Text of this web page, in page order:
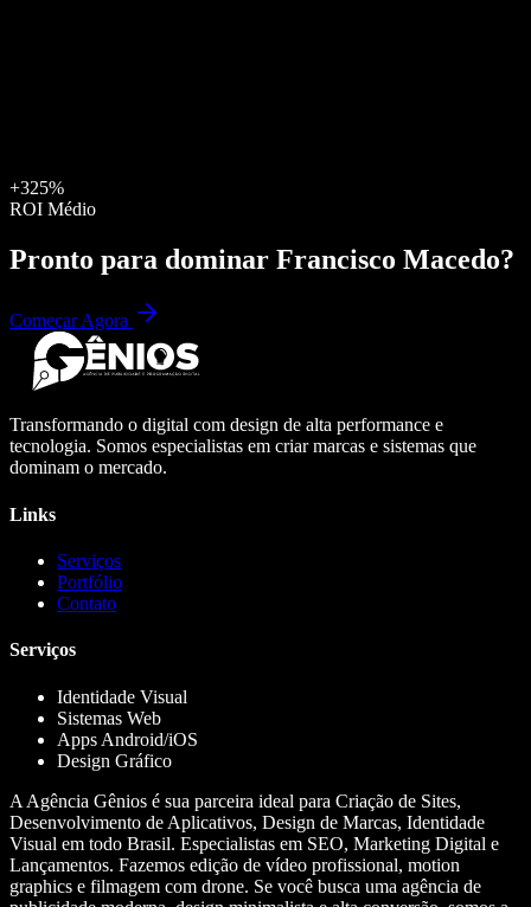
+325%
ROI Médio
Pronto para dominar Francisco Macedo?
Começar Agora
Transformando o digital com design de alta performance e
tecnologia. Somos especialistas em criar marcas e sistemas que
dominam o mercado.
Links
Serviços
Portfólio
Contato
Serviços
Identidade Visual
Sistemas Web
Apps Android/iOS
Design Gráfico
A Agência Gênios é sua parceira ideal para Criação de Sites,
Desenvolvimento de Aplicativos, Design de Marcas, Identidade
Visual em todo Brasil. Especialistas em SEO, Marketing Digital e
Lançamentos. Fazemos edição de vídeo profissional, motion
graphics e filmagem com drone. Se você busca uma agência de